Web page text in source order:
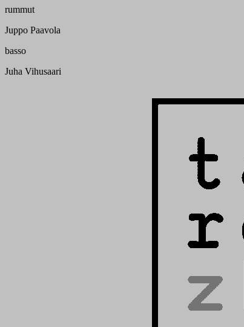
rummut
Juppo Paavola
basso
Juha Vihusaari